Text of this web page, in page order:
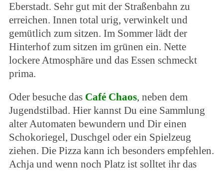
Eberstadt. Sehr gut mit der Straßenbahn zu
erreichen. Innen total urig, verwinkelt und
gemütlich zum sitzen. Im Sommer lädt der
Hinterhof zum sitzen im grünen ein. Nette
lockere Atmosphäre und das Essen schmeckt
prima.
Oder besuche das Café Chaos, neben dem
Jugendstilbad. Hier kannst Du eine Sammlung
alter Automaten bewundern und Dir einen
Schokoriegel, Duschgel oder ein Spielzeug
ziehen. Die Pizza kann ich besonders empfehlen.
Achja und wenn noch Platz ist solltet ihr das